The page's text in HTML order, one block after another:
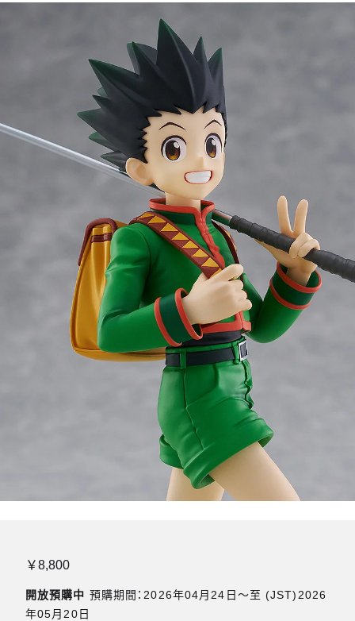
￥8,800
開放預購中 預購期間：2026年04月24日〜至 (JST)2026
年05月20日